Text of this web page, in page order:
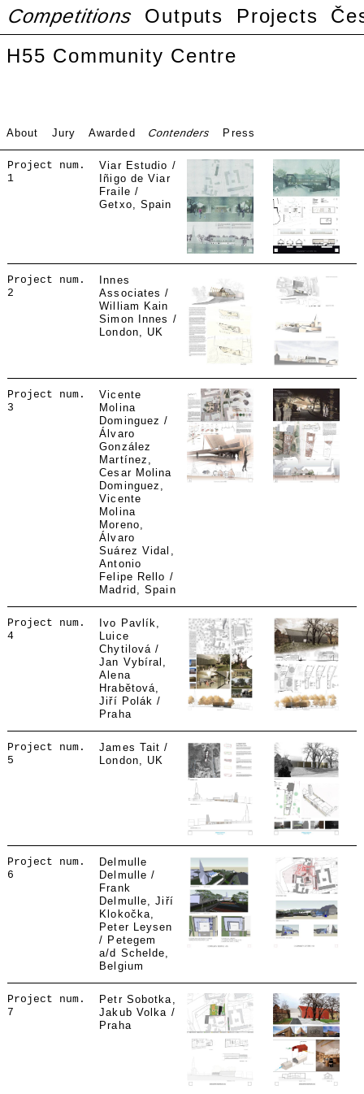
Competitions Outputs Projects
H55 Community Centre
About Jury Awarded Contenders Press
Project num.
1
Viar Estudio /
Iñigo de Viar
Fraile /
Getxo, Spain
Project num.
2
Innes
Associates /
William Kain
Simon Innes /
London, UK
Project num.
3
Vicente
Molina
Dominguez /
Álvaro
González
Martínez,
Cesar Molina
Dominguez,
Vicente
Molina
Moreno,
Álvaro
Suárez Vidal,
Antonio
Felipe Rello /
Madrid, Spain
Project num.
4
Ivo Pavlík,
Luice
Chytilová /
Jan Vybíral,
Alena
Hrabětová,
Jiří Polák /
Praha
Project num.
5
James Tait /
London, UK
Project num.
6
Delmulle
Delmulle /
Frank
Delmulle, Jiří
Klokočka,
Peter Leysen
/ Petegem
a/d Schelde,
Belgium
Project num.
7
Petr Sobotka,
Jakub Volka /
Praha